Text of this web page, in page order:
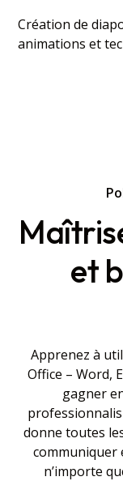
Création de
animations et
et
Apprenez à
Office – Word,
gagner
donne toutes
communiquer
n’importe